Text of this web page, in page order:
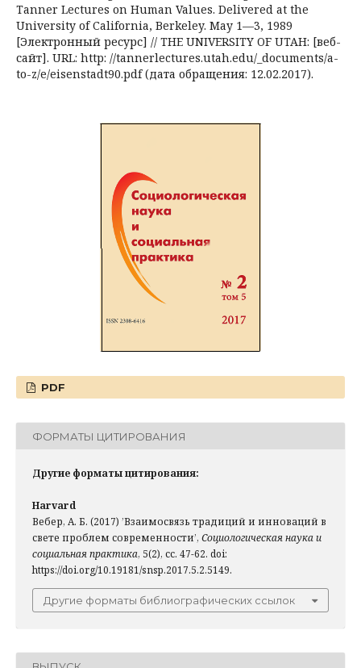
Tanner Lectures on Human Values. Delivered at the
University of California, Berkeley. May 1—3, 1989
[Электронный ресурс] // THE UNIVERSITY OF UTAH: [веб-
сайт]. URL: http: //tannerlectures.utah.edu/_documents/a-
to-z/e/eisenstadt90.pdf (дата обращения: 12.02.2017).
PDF
ФОРМАТЫ ЦИТИРОВАНИЯ
Другие форматы цитирования:
Harvard
Вебер, А. Б. (2017) ’Взаимосвязь традиций и инноваций в
свете проблем современности’, Социологическая наука и
социальная практика, 5(2), сс. 47-62. doi:
https://doi.org/10.19181/snsp.2017.5.2.5149.
Другие форматы библиографических ссылок